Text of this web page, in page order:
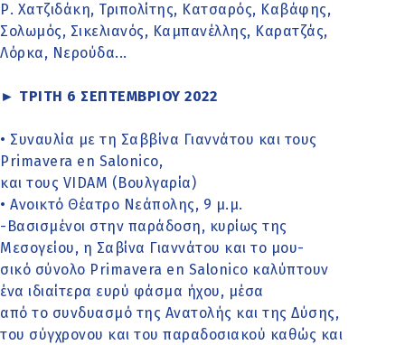
Ρ. Χατζιδάκη, Τριπολίτης, Κατσαρός, Καβάφης,
Σολωμός, Σικελιανός, Καμπανέλλης, Καρατζάς,
Λόρκα, Νερούδα...
► ΤΡΙΤΗ 6 ΣΕΠΤΕΜΒΡΙΟΥ 2022
• Συναυλία με τη Σαββίνα Γιαννάτου και τους
Primavera en Salonico,
και τους VIDAM (Βουλγαρία)
• Ανοικτό Θέατρο Νεάπολης, 9 μ.μ.
-Βασισμένοι στην παράδοση, κυρίως της
Μεσογείου, η Σαβίνα Γιαννάτου και το μου-
σικό σύνολο Primavera en Salonico καλύπτουν
ένα ιδιαίτερα ευρύ φάσμα ήχου, μέσα
από το συνδυασμό της Ανατολής και της Δύσης,
του σύγχρονου και του παραδοσιακού καθώς και